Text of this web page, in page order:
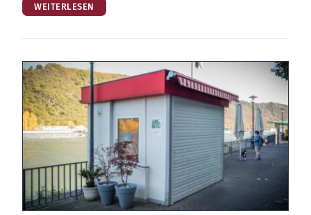
WEITERLESEN